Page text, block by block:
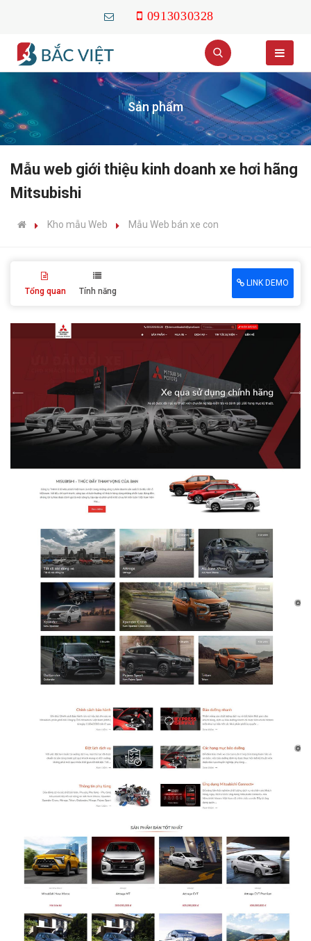
0913030328
Sản phẩm
Mẫu web giới thiệu kinh doanh xe hơi hãng
Mitsubishi
Kho mẫu Web Mẫu Web bán xe con
Tổng quan Tính năng
LINK DEMO